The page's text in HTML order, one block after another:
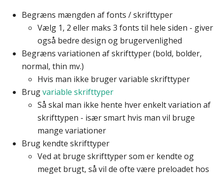
Begræns mængden af fonts / skrifttyper
Vælg 1, 2 eller maks 3 fonts til hele siden - giver
også bedre design og brugervenlighed
Begræns variationen af skrifttyper (bold, bolder,
normal, thin mv.)
Hvis man ikke bruger variable skrifttyper
Brugvariable skrifttyper
Så skal man ikke hente hver enkelt variation af
skrifttypen - især smart hvis man vil bruge
mange variationer
Brug kendte skrifttyper
Ved at bruge skrifttyper som er kendte og
meget brugt, så vil de ofte være preloadet hos